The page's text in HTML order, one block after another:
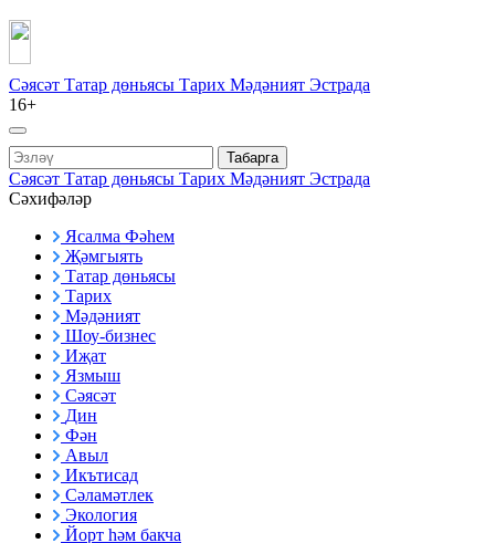
Сәясәт Татар дөньясы Тарих Мәдәният Эстрада
16+
Табарга
Сәясәт Татар дөньясы Тарих Мәдәният Эстрада
Сәхифәләр
Ясалма Фәһем
Җәмгыять
Татар дөньясы
Тарих
Мәдәният
Шоу-бизнес
Иҗат
Язмыш
Сәясәт
Дин
Фән
Авыл
Икътисад
Сәламәтлек
Экология
Йорт һәм бакча